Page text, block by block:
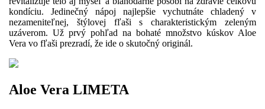
kondíciu. Jedinečný nápoj najlepšie vychutnáte chladený v
nezameniteľnej, štýlovej fľaši s charakteristickým zeleným
uzáverom. Už prvý pohľad na bohaté množstvo kúskov Aloe
Vera vo fľaši prezradí, že ide o skutočný originál.
Aloe Vera LIMETA